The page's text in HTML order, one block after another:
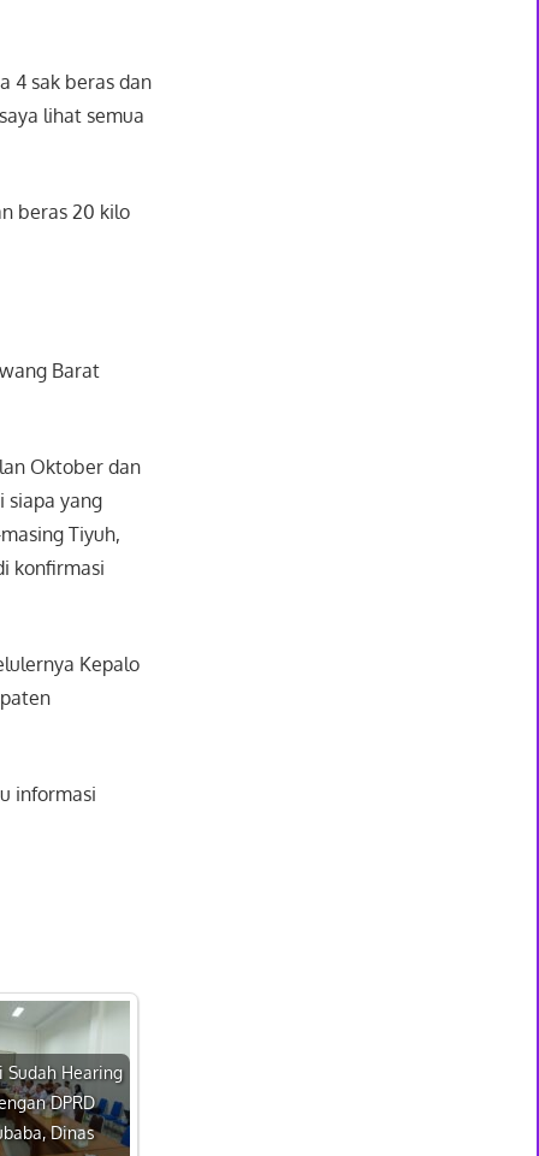
4 sak beras dan
lihat semua
beras 20 kilo
Barat
Oktober dan
siapa yang
Tiyuh,
konfirmasi
Kepalo
informasi
Sudah Hearing
DPRD
Dinas